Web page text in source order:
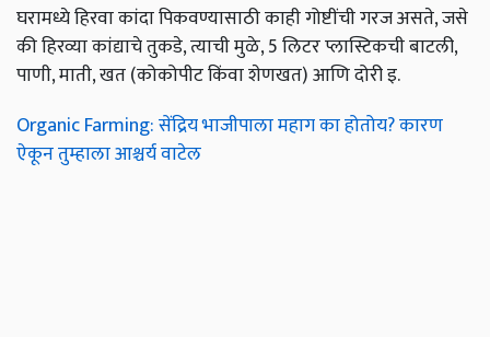
घरामध्ये हिरवा कांदा पिकवण्यासाठी काही गोष्टींची गरज असते, जसे
की हिरव्या कांद्याचे तुकडे, त्याची मुळे, 5 लिटर प्लास्टिकची बाटली,
पाणी, माती, खत (कोकोपीट किंवा शेणखत) आणि दोरी इ.
Organic Farming: सेंद्रिय भाजीपाला महाग का होतोय? कारण
ऐकून तुम्हाला आश्चर्य वाटेल